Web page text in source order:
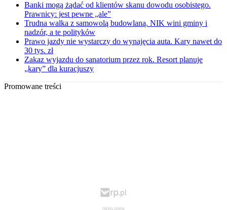
Banki mogą żądać od klientów skanu dowodu osobistego.
Prawnicy: jest pewne „ale”
Trudna walka z samowolą budowlaną. NIK wini gminy i
nadzór, a te polityków
Prawo jazdy nie wystarczy do wynajęcia auta. Kary nawet do
30 tys. zł
Zakaz wyjazdu do sanatorium przez rok. Resort planuje
„kary” dla kuracjuszy
Promowane treści